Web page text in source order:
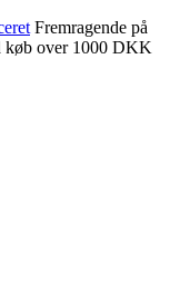
Fremragende på
køb over 1000 DKK